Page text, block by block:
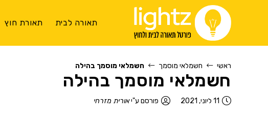
תאורה לבית תאורת חוץ
ראשי חשמלאי מוסמך חשמלאי מוסמך בהילה
חשמלאי מוסמך בהילה
11 ליוני, 2021 פורסם ע"יאורית מזרחי